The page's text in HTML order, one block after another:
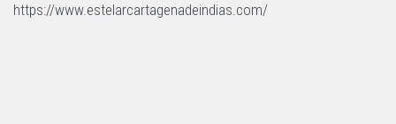
https://www.estelarcartagenadeindias.com/